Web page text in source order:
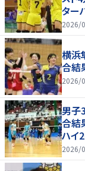
ター
2026/
横浜
合結
2026/
男子
合結
ハイ
2026/